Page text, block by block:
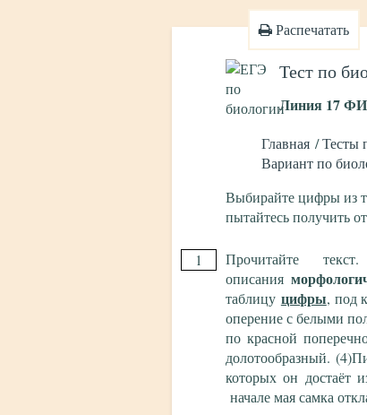
Распечатать
Тест по
Линия 17
Главная
Тесты
Вариант по
Выбирайте цифры из
пытайтесь получить
1
Прочитайте
описания
таблицу цифры, под
оперение с белыми
по красной
долотообразный.
которых он достаёт
начале мая самка